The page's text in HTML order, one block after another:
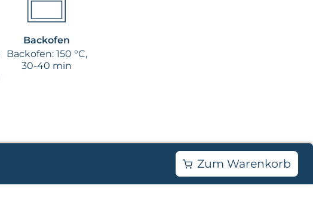
Backofen
Backofen: 150 °C,
30-40 min
Zum Warenkorb